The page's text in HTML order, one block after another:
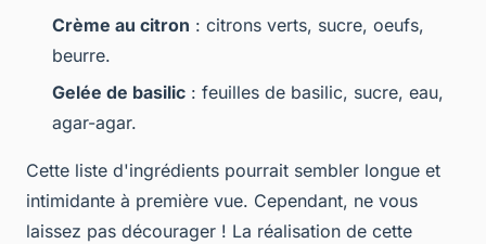
Crème au citron : citrons verts, sucre, oeufs,
beurre.
Gelée de basilic : feuilles de basilic, sucre, eau,
agar-agar.
Cette liste d'ingrédients pourrait sembler longue et
intimidante à première vue. Cependant, ne vous
laissez pas décourager ! La réalisation de cette